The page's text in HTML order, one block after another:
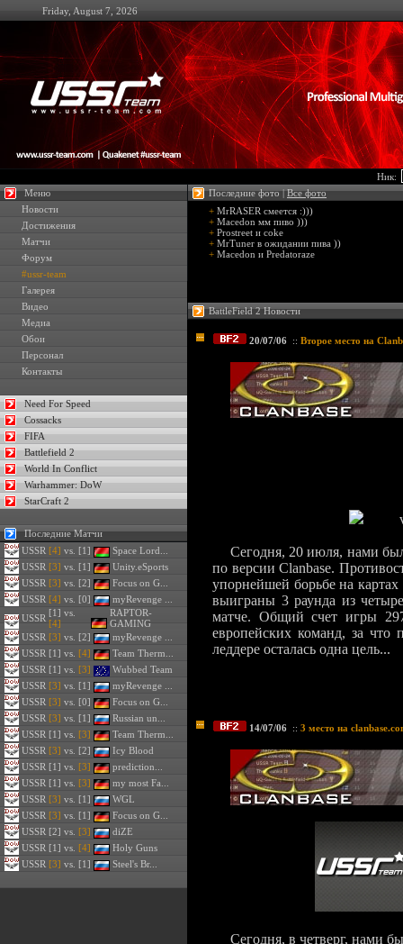
Friday, August 7, 2026
Ник:
Меню
Новости
Достижения
Матчи
Форум
#ussr-team
Галерея
Видео
Медиа
Обои
Персонал
Контакты
Need For Speed
Cossacks
FIFA
Battlefield 2
World In Conflict
Warhammer: DoW
StarCraft 2
Последние Матчи
USSR [4] vs. [1]
Space Lord...
USSR [3] vs. [1]
Unity.eSports
USSR [3] vs. [2]
Focus on G...
USSR [4] vs. [0]
myRevenge ...
USSR [1] vs.
[4]
RAPTOR-
GAMING
USSR [3] vs. [2]
myRevenge ...
USSR [1] vs. [4]
Team Therm...
USSR [1] vs. [3]
Wubbed Team
USSR [3] vs. [1]
myRevenge ...
USSR [3] vs. [0]
Focus on G...
USSR [3] vs. [1]
Russian un...
USSR [1] vs. [3]
Team Therm...
USSR [3] vs. [2]
Icy Blood
USSR [1] vs. [3]
prediction...
USSR [1] vs. [3]
my most Fa...
USSR [3] vs. [1]
WGL
USSR [3] vs. [1]
Focus on G...
USSR [2] vs. [3]
diZE
USSR [1] vs. [4]
Holy Guns
USSR [3] vs. [1] Steel's Br...
Последние фото |Все фото
+ MrRASER смеется :)))
+ Macedon мм пиво )))
+ Prostreet и coke
+ MrTuner в ожидании пива ))
+ Macedon и Predatoraze
BattleField 2 Новости
20/07/06 :: Второе место на
Сегодня, 20 июля, нами
по версии Clanbase.
упорнейшей борьбе на
выиграны 3 раунда из
матче. Общий счет игры
европейских команд, за что
леддере осталась одна цель...
14/07/06 :: 3 место на
Сегодня, в четверг, нами